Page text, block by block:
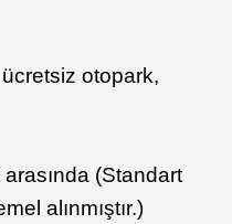
otopark,
(Standart
alınmıştır.)